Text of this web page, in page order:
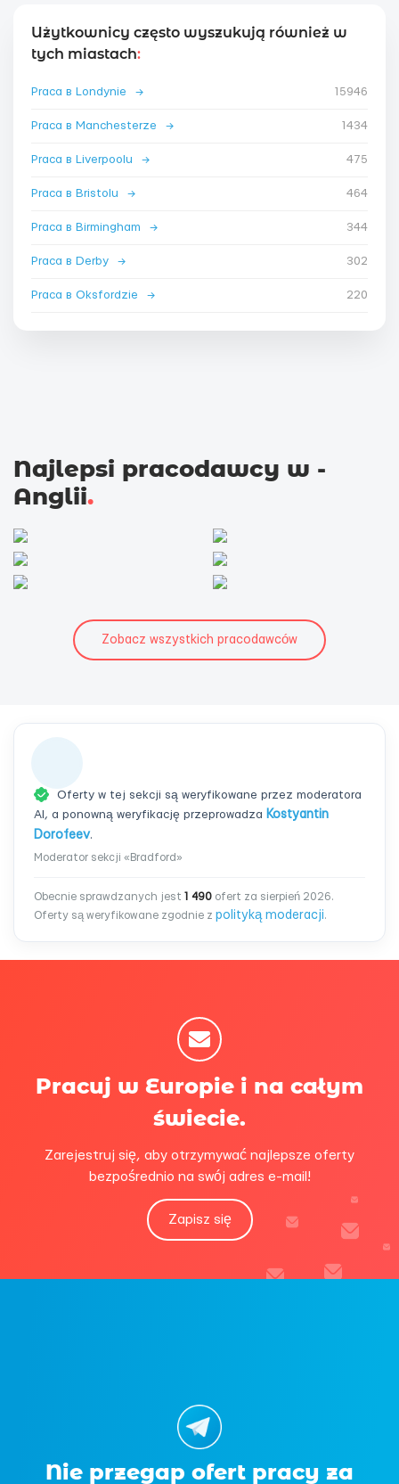
Użytkownicy często wyszukują również w
tych miastach:
Praca в Londynie → 15946
Praca в Manchesterze → 1434
Praca в Liverpoolu → 475
Praca в Bristolu → 464
Praca в Birmingham → 344
Praca в Derby → 302
Praca в Oksfordzie → 220
Najlepsi pracodawcy w -
Anglii.
Zobacz wszystkich pracodawców
Oferty w tej sekcji są weryfikowane przez moderatora
AI, a ponowną weryfikację przeprowadza Kostyantin
Dorofeev.
Moderator sekcji «Bradford»
Obecnie sprawdzanych jest 1 490 ofert za sierpień 2026.
Oferty są weryfikowane zgodnie z polityką moderacji.
Pracuj w Europie i na całym
świecie.
Zarejestruj się, aby otrzymywać najlepsze oferty
bezpośrednio na swój adres e-mail!
Zapisz się
Nie przegap ofert pracy za